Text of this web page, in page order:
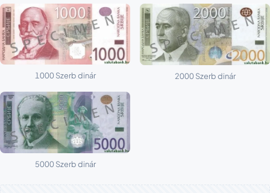
1000 Szerb dinár 2000 Szerb dinár
5000 Szerb dinár